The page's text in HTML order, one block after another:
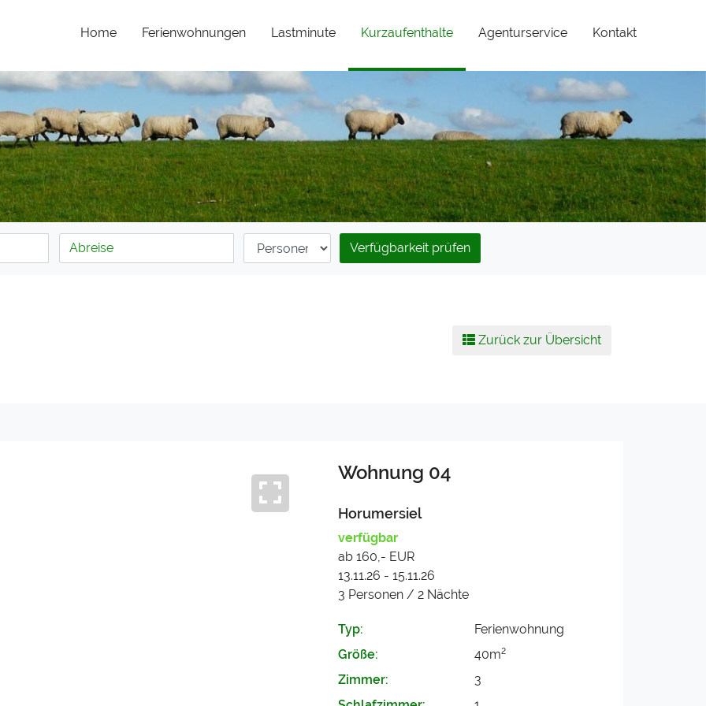
Home Ferienwohnungen Lastminute Kurzaufenthalte(current)Agenturservice Kontakt
Verfügbarkeit prüfen
Zurück zur Übersicht
Wohnung 04
Horumersiel
verfügbar
ab 160,- EUR
13.11.26 - 15.11.26
3 Personen / 2 Nächte
Typ:
Ferienwohnung
Größe:
40m2
Zimmer:
3